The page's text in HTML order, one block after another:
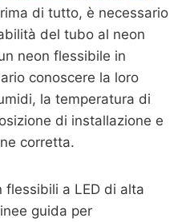
di tutto, è necessario
del tubo al neon
neon flessibile in
conoscere la loro
la temperatura di
di installazione e
corretta.
flessibili a LED di alta
guida per